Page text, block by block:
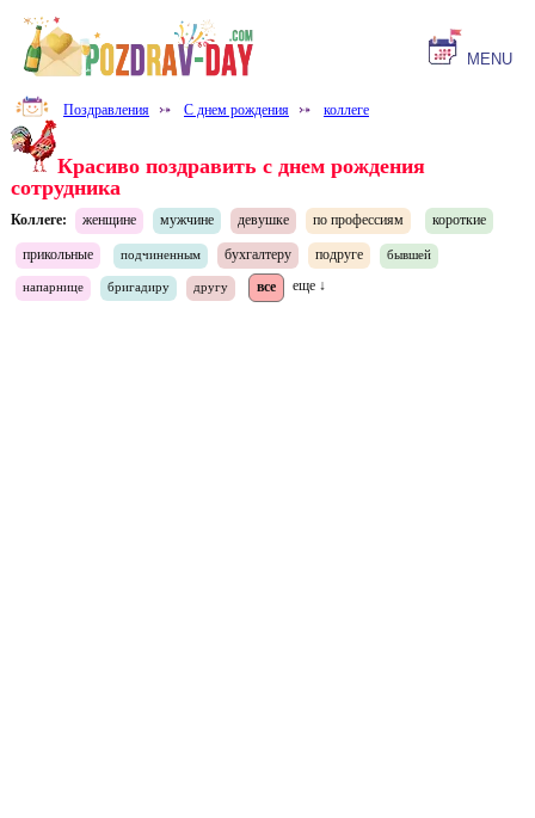
MENU
Поздравления ⤐ С днем рождения ⤐ коллеге
Красиво поздравить с днем рождения
сотрудника
Коллеге: женщине мужчине девушке по профессиям короткие
прикольные подчиненным бухгалтеру подруге бывшей
напарнице бригадиру другу все еще ↓